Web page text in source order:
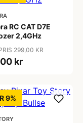
RC CAT D7E
2,4GHz
299,00 KR
kr
9%